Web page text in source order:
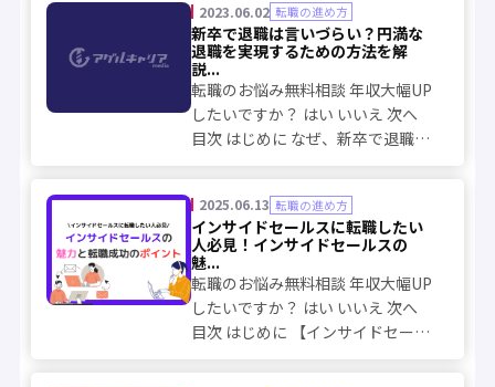
2023.06.02 転職の進め方
新卒で退職は言いづらい？円満な
退職を実現するための方法を解
説...
転職のお悩み無料相談 年収大幅UP
したいですか？ はい いいえ 次へ
目次 はじめに なぜ、新卒で退職が
伝える前に考えるべきポイント 新
卒が退職を伝えるときの正しい方
法 退...
2025.06.13 転職の進め方
インサイドセールスに転職したい
人必見！インサイドセールスの
魅...
転職のお悩み無料相談 年収大幅UP
したいですか？ はい いいえ 次へ
目次 はじめに 【インサイドセール